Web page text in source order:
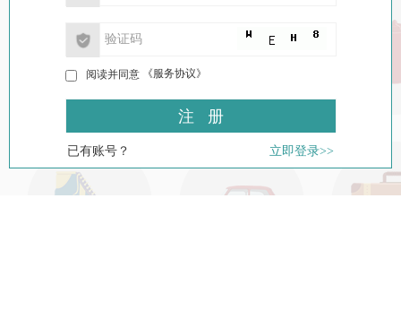
阅读并同意 《服务协议》
已有账号？ 立即登录>>